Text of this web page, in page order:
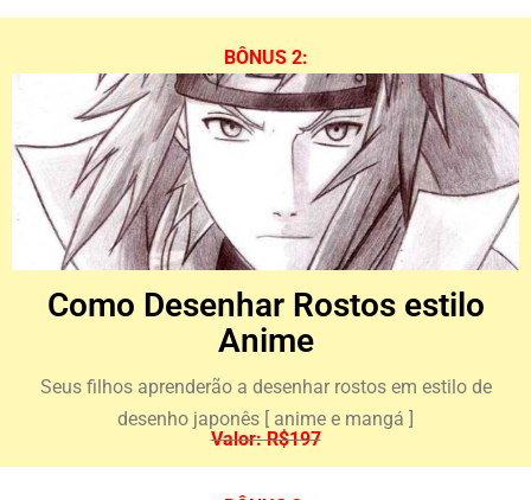
BÔNUS 2:
Como Desenhar Rostos estilo
Anime​
Seus filhos aprenderão a desenhar rostos em estilo de
desenho japonês [ anime e mangá ]
Valor: R$197